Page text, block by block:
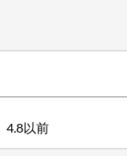
4.8以前